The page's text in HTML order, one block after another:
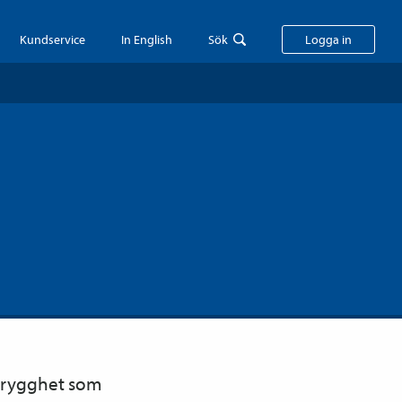
Kundservice In English Sök Logga in
som